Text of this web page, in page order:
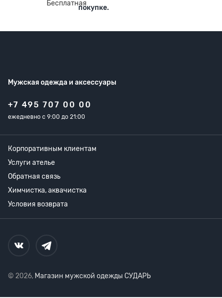
покупке.
Мужская одежда и аксессуары
+7 495 707 00 00
ежедневно с 9:00 до 21:00
Корпоративным клиентам
Услуги ателье
Обратная связь
Химчистка, аквачистка
Условия возврата
© 2026, Магазин мужской одежды СУДАРЬ